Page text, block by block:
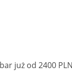
już od 2400